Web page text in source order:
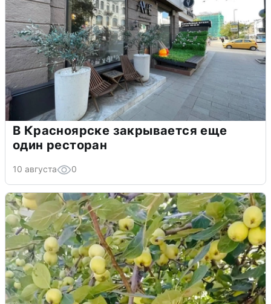
В Красноярске закрывается еще
один ресторан
10 августа 0